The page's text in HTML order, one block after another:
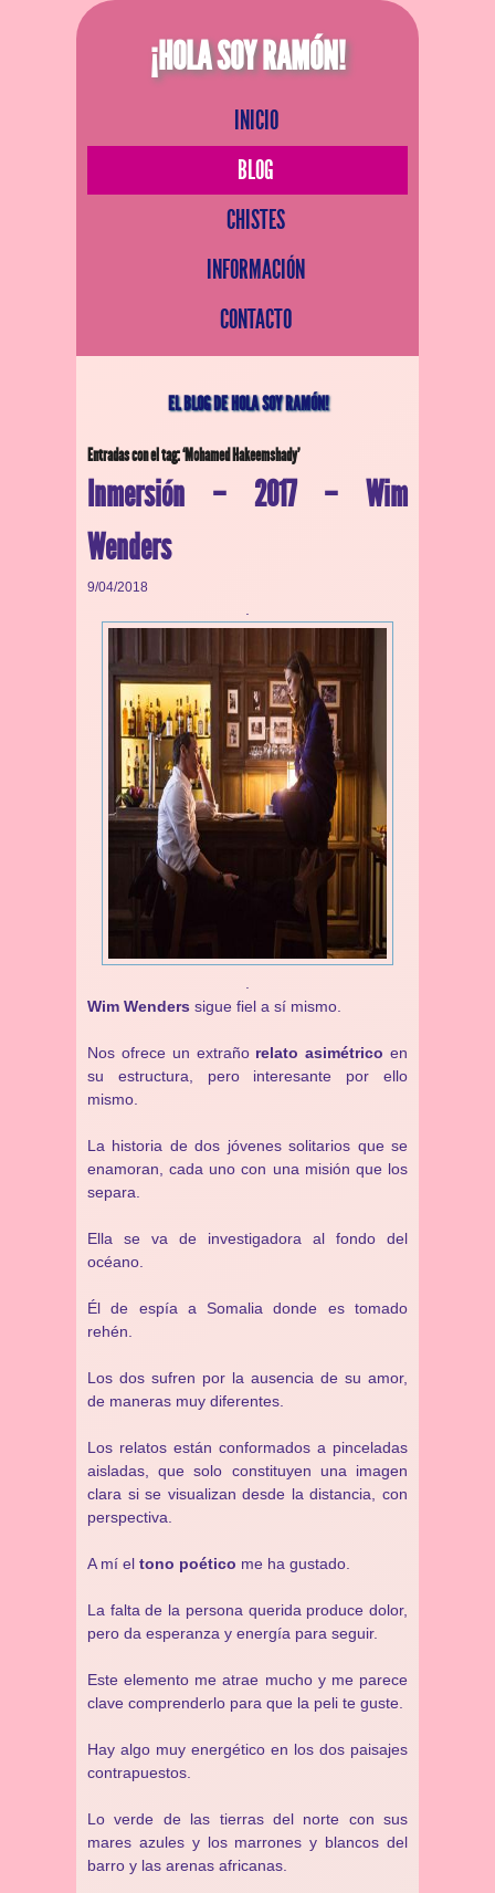
¡HOLA SOY RAMÓN!
INICIO
BLOG
CHISTES
INFORMACIÓN
CONTACTO
EL BLOG DE HOLA SOY RAMÓN!
Entradas con el tag: ‘Mohamed Hakeemshady’
Inmersión – 2017 – Wim
Wenders
9/04/2018
Wim Wenders sigue fiel a sí mismo.
Nos ofrece un extraño relato asimétrico en
su estructura, pero interesante por ello
mismo.
La historia de dos jóvenes solitarios que se
enamoran, cada uno con una misión que los
separa.
Ella se va de investigadora al fondo del
océano.
Él de espía a Somalia donde es tomado
rehén.
Los dos sufren por la ausencia de su amor,
de maneras muy diferentes.
Los relatos están conformados a pinceladas
aisladas, que solo constituyen una imagen
clara si se visualizan desde la distancia, con
perspectiva.
A mí el tono poético me ha gustado.
La falta de la persona querida produce dolor,
pero da esperanza y energía para seguir.
Este elemento me atrae mucho y me parece
clave comprenderlo para que la peli te guste.
Hay algo muy energético en los dos paisajes
contrapuestos.
Lo verde de las tierras del norte con sus
mares azules y los marrones y blancos del
barro y las arenas africanas.